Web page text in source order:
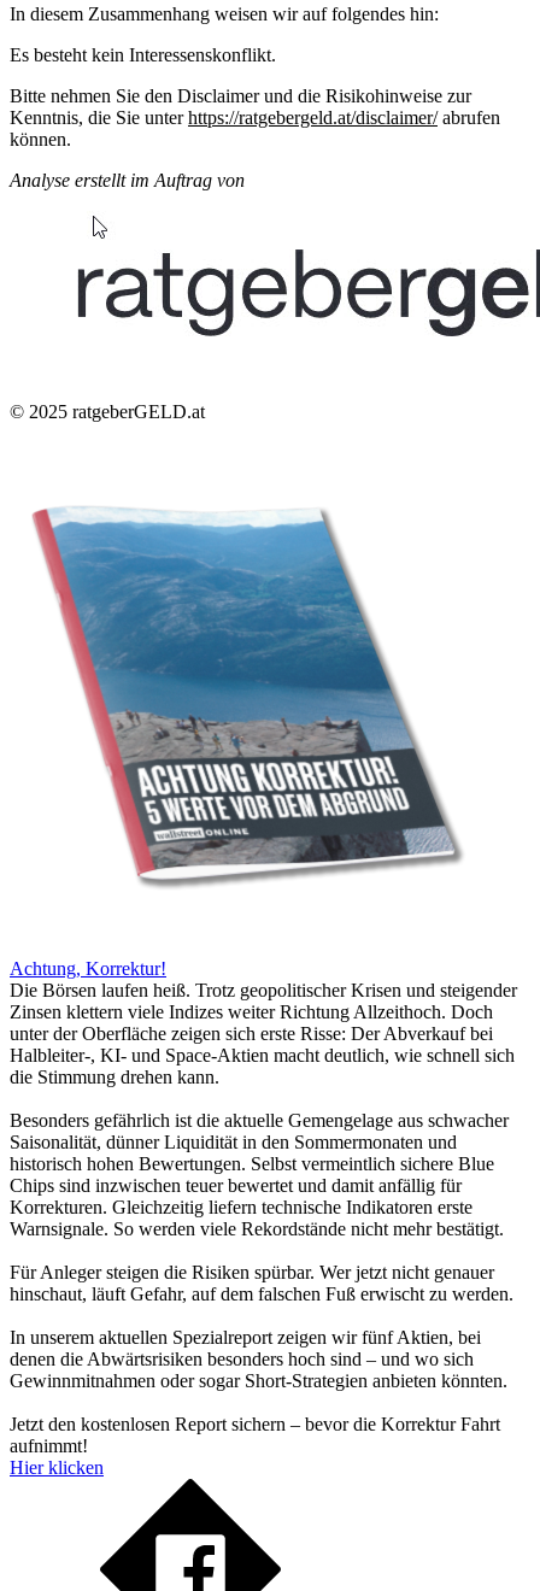
In diesem Zusammenhang weisen wir auf folgendes hin:
Es besteht kein Interessenskonflikt.
Bitte nehmen Sie den Disclaimer und die Risikohinweise zur
Kenntnis, die Sie unterhttps://ratgebergeld.at/disclaimer/abrufen
können.
Analyse erstellt im Auftrag von
© 2025 ratgeberGELD.at
Achtung, Korrektur!
Die Börsen laufen heiß. Trotz geopolitischer Krisen und steigender
Zinsen klettern viele Indizes weiter Richtung Allzeithoch. Doch
unter der Oberfläche zeigen sich erste Risse: Der Abverkauf bei
Halbleiter-, KI- und Space-Aktien macht deutlich, wie schnell sich
die Stimmung drehen kann.
Besonders gefährlich ist die aktuelle Gemengelage aus schwacher
Saisonalität, dünner Liquidität in den Sommermonaten und
historisch hohen Bewertungen. Selbst vermeintlich sichere Blue
Chips sind inzwischen teuer bewertet und damit anfällig für
Korrekturen. Gleichzeitig liefern technische Indikatoren erste
Warnsignale. So werden viele Rekordstände nicht mehr bestätigt.
Für Anleger steigen die Risiken spürbar. Wer jetzt nicht genauer
hinschaut, läuft Gefahr, auf dem falschen Fuß erwischt zu werden.
In unserem aktuellen Spezialreport zeigen wir fünf Aktien, bei
denen die Abwärtsrisiken besonders hoch sind – und wo sich
Gewinnmitnahmen oder sogar Short-Strategien anbieten könnten.
Jetzt den kostenlosen Report sichern – bevor die Korrektur Fahrt
aufnimmt!
Hier klicken